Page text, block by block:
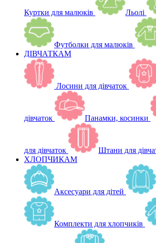
Куртки для малюків Льолі
Футболки для малюків
ДІВЧАТКАМ
Лосини для дівчаток
дівчаток Панамки, косинки
для дівчаток Штани для
ХЛОПЧИКАМ
Аксесуари для дітей
Комплекти для хлопчиків